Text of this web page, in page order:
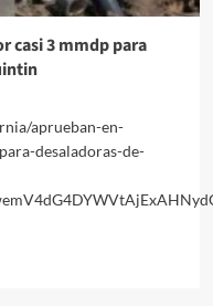
casi 3 mmdp para
aprueban-en-
desaladoras-de-